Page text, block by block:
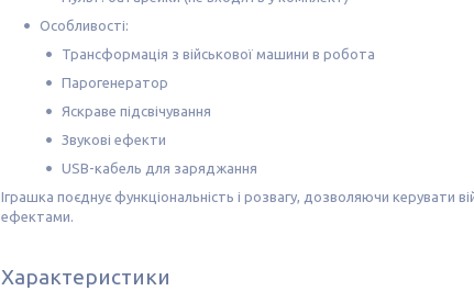
Особливості:
Трансформація з військової машини в робота
Парогенератор
Яскраве підсвічування
Звукові ефекти
USB-кабель для заряджання
Іграшка поєднує функціональність і розвагу, дозволяючи
ефектами.
Характеристики